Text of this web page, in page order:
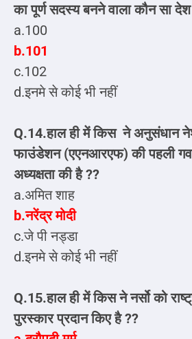
का पूर्ण सदस्य बनने वाला कौन सा
a.100
b.101
c.102
d.इनमे से कोई भी नहीं
Q.14.हाल ही में किस ने अनुसंधान
फाउंडेशन (एएनआरएफ) की पहली
अध्यक्षता की है ??
a.अमित शाह
b.नरेंद्र मोदी
c.जे पी नड्डा
d.इनमे से कोई भी नहीं
Q.15.हाल ही में किस ने नर्सो को
पुरस्कार प्रदान किए है ??